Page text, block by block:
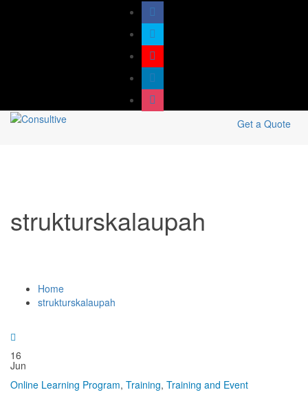
Get a Quote
strukturskalaupah
Home
strukturskalaupah
16
Jun
Online Learning Program, Training, Training and Event